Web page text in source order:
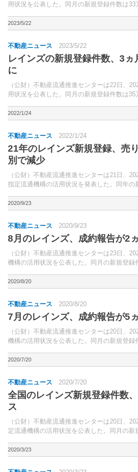
用状況を公表した。同月の新規登録件数は33
ラスに転じた。
2023/5/22
不動産ニュース 2023/5/22
レインズの新規登録件数、3ヵ
に
（公財）不動産流通推進センターは22日、
用状況を公表した。同月の新規登録件数は35
2022/1/24
不動産ニュース 2022/1/24
21年のレインズ新規登録、売
別で減少
（公財）不動産流通推進センターは21日、
指定流通機構の活用状況を発表した。同年の
（同3.5％増）となった。
2020/9/23
不動産ニュース 2020/9/23
8月のレインズ、成約報告が2
（公財）不動産流通推進センターは23日、
機構の活用状況を公表した。同月の新規登録
2020/8/20
不動産ニュース 2020/8/20
7月のレインズ、成約報告が5
（公財）不動産流通推進センターは20日、
機構の活用状況を公表した。同月の新規登録
2020/7/20
不動産ニュース 2020/7/20
全国のレインズ新規登録件数
ス
（公財）不動産流通推進センターは20日、
定流通機構の活用状況を公表した。同月の新
2020/3/23